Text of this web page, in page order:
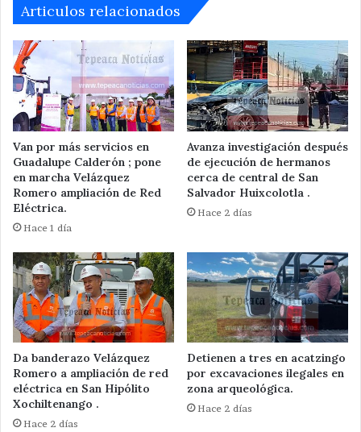
Articulos relacionados
Van por más servicios en
Guadalupe Calderón ; pone
en marcha Velázquez
Romero ampliación de Red
Eléctrica.
Hace 1 día
Avanza investigación después
de ejecución de hermanos
cerca de central de San
Salvador Huixcolotla .
Hace 2 días
Da banderazo Velázquez
Romero a ampliación de red
eléctrica en San Hipólito
Xochiltenango .
Hace 2 días
Detienen a tres en acatzingo
por excavaciones ilegales en
zona arqueológica.
Hace 2 días